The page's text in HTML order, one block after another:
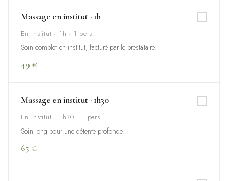
Massage en institut · 1h
En institut · 1h · 1 pers.
Soin complet en institut, facturé par le prestataire.
49 €
Massage en institut · 1h30
En institut · 1h30 · 1 pers.
Soin long pour une détente profonde.
65 €